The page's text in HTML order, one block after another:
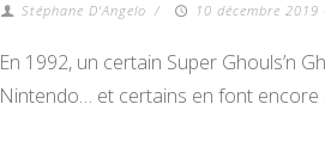
Stéphane D'Angelo / 10 décembre
En 1992, un certain Super Ghouls’n
Nintendo… et certains en font encore